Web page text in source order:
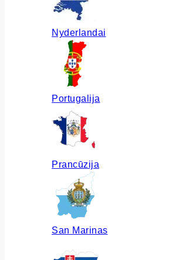
Nyderlandai
Portugalija
Prancūzija
San Marinas